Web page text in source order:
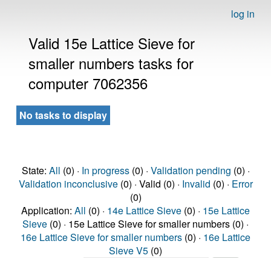
log in
Valid 15e Lattice Sieve for
smaller numbers tasks for
computer 7062356
No tasks to display
State: All (0) · In progress(0) · Validation pending (0) ·
Validation inconclusive(0) · Valid (0) · Invalid (0) · Error
(0)
Application: All (0) · 14e Lattice Sieve (0) · 15e Lattice
Sieve (0) · 15e Lattice Sieve for smaller numbers (0) ·
16e Lattice Sieve for smaller numbers (0) · 16e Lattice
Sieve V5 (0)